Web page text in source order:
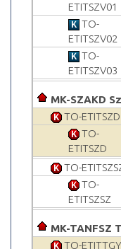
ETITSZV01
TO-
ETITSZV02
TO-
ETITSZV03
MK-SZAKD
TO-ETITSZD
TO-
ETITSZD
TO-
TO-
ETITSZSZ
MK-TANFSZ
TO-ETITTGY